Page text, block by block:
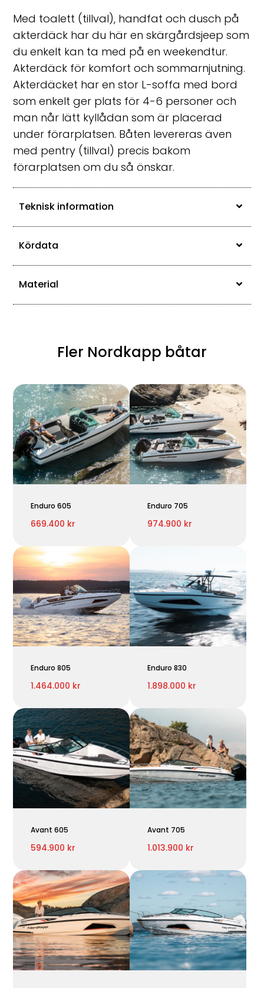
Med toalett (tillval), handfat och dusch på
akterdäck har du här en skärgårdsjeep som
du enkelt kan ta med på en weekendtur.
Akterdäck för komfort och sommarnjutning.
Akterdäcket har en stor L-soffa med bord
som enkelt ger plats för 4-6 personer och
man når lätt kyllådan som är placerad
under förarplatsen. Båten levereras även
med pentry (tillval) precis bakom
förarplatsen om du så önskar.
Teknisk information
Kördata
Material
Fler Nordkapp båtar
Enduro 605
669.400 kr
Enduro 705
974.900 kr
Enduro 805
1.464.000 kr
Enduro 830
1.898.000 kr
Avant 605
594.900 kr
Avant 705
1.013.900 kr